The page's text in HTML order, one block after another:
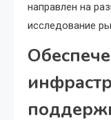
направлен на
исследование